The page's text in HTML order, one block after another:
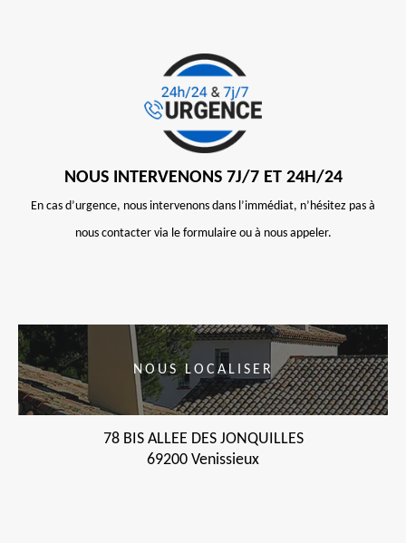
NOUS INTERVENONS 7J/7 ET 24H/24
En cas d’urgence, nous intervenons dans l’immédiat, n’hésitez pas à
nous contacter via le formulaire ou à nous appeler.
NOUS LOCALISER
78 BIS ALLEE DES JONQUILLES
69200 Venissieux